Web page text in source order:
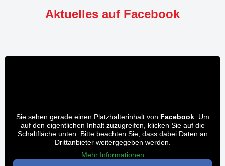
Aktuelles auf Facebook
Sie sehen gerade einen Platzhalterinhalt von Facebook. Um
auf den eigentlichen Inhalt zuzugreifen, klicken Sie auf die
Schaltfläche unten. Bitte beachten Sie, dass dabei Daten an
Drittanbieter weitergegeben werden.
Mehr Informationen